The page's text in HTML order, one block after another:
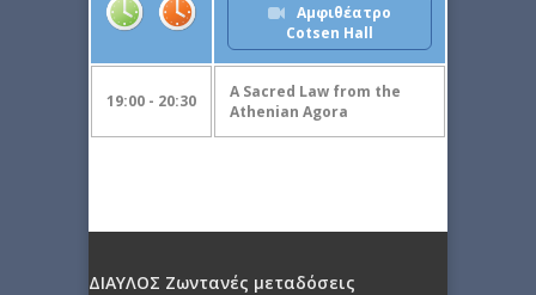
Αμφιθέατρο
Cotsen Hall
19:00 - 20:30
A Sacred Law from the
Athenian Agora
ΔΙΑΥΛΟΣ Ζωντανές μεταδόσεις